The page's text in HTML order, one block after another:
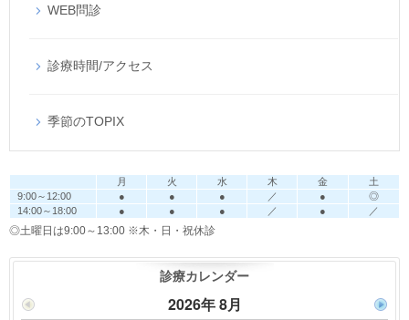
WEB問診
診療時間/アクセス
季節のTOPIX
月 火 水 木 金
土
9:00～12:00
● ● ● ／ ●
◎
14:00～18:00
● ● ● ／ ● ／
◎土曜日は9:00～13:00 ※木・日・祝休診
診療カレンダー
2026年 8月